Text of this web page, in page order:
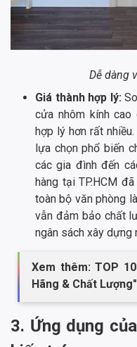
Dễ dàng
Giá thành hợp lý:
cửa nhôm kính cao
hợp lý hơn rất
lựa chọn phổ biến
các gia đình đến
hàng tại TP.HCM
toàn bộ văn phòng
vẫn đảm bảo chất
ngân sách xây dựng
Xem thêm: TOP
Hãng & Chất Lượng"
3. Ứng dụng